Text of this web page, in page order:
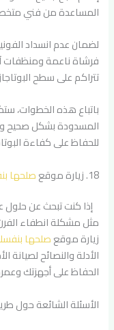
المساعدة من فني
لضمان عدم انسداد
فرشاة ناعمة ومنظفات
تتراكم على سطح
باتباع هذه الخطوات،
المسدودة بشكل صحيح
للحفاظ على كفاءة
18. زيارة موقع
صلحها
إذا كنت تبحث عن
مثل مشكلة انطفاء
زيارة موقعصلحها
الأدلة والنصائح
الحفاظ على أجهزتك
الأسئلة الشائعة حول